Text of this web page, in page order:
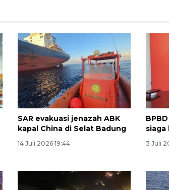
SAR evakuasi jenazah ABK
kapal China di Selat Badung
14 Juli 2026 19:44
siaga
3 Juli
jalanan